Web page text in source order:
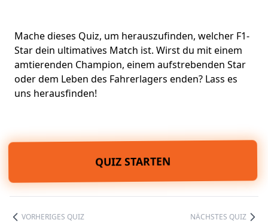
Mache dieses Quiz, um herauszufinden, welcher F1-
Star dein ultimatives Match ist. Wirst du mit einem
amtierenden Champion, einem aufstrebenden Star
oder dem Leben des Fahrerlagers enden? Lass es
uns herausfinden!
QUIZ STARTEN
VORHERIGES QUIZ NÄCHSTES QUIZ